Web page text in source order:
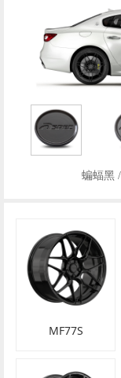
蝙蝠黑
MF77S